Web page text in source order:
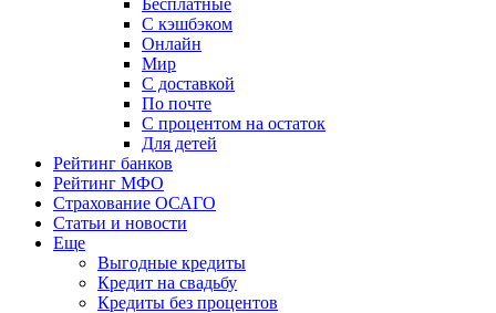
Бесплатные
С кэшбэком
Онлайн
Мир
С доставкой
По почте
С процентом на остаток
Для детей
Рейтинг банков
Рейтинг МФО
Страхование ОСАГО
Статьи и новости
Еще
Выгодные кредиты
Кредит на свадьбу
Кредиты без процентов